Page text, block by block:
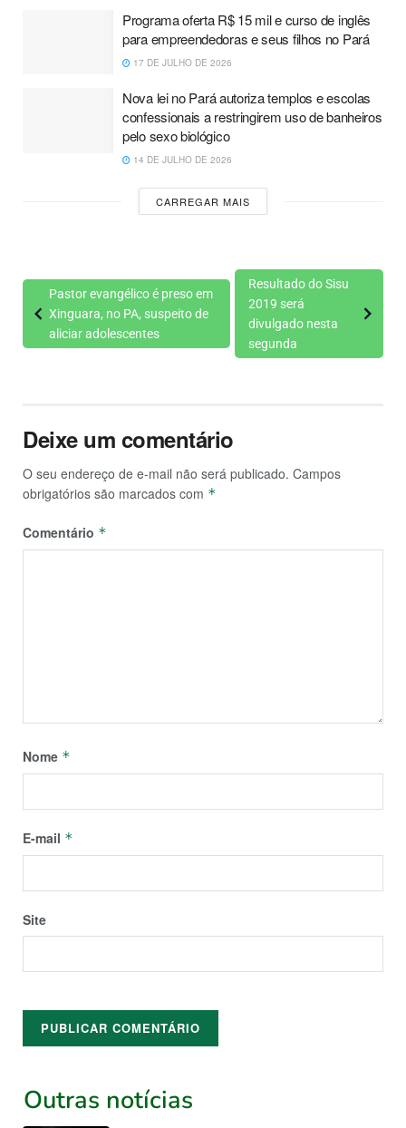
Programa oferta R$ 15 mil e curso de inglês
para empreendedoras e seus filhos no Pará
17 DE JULHO DE 2026
Nova lei no Pará autoriza templos e escolas
confessionais a restringirem uso de banheiros
pelo sexo biológico
14 DE JULHO DE 2026
CARREGAR MAIS
Pastor evangélico é preso em
Xinguara, no PA, suspeito de
aliciar adolescentes
Resultado do Sisu
2019 será
divulgado nesta
segunda
Deixe um comentário
O seu endereço de e-mail não será publicado. Campos
obrigatórios são marcados com *
Comentário *
Nome *
E-mail *
Site
Outras notícias